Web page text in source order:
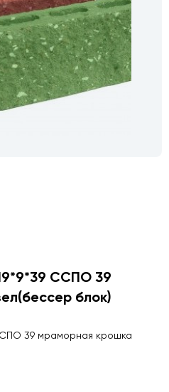
ССПО 39
блок)
39 мраморная крошка